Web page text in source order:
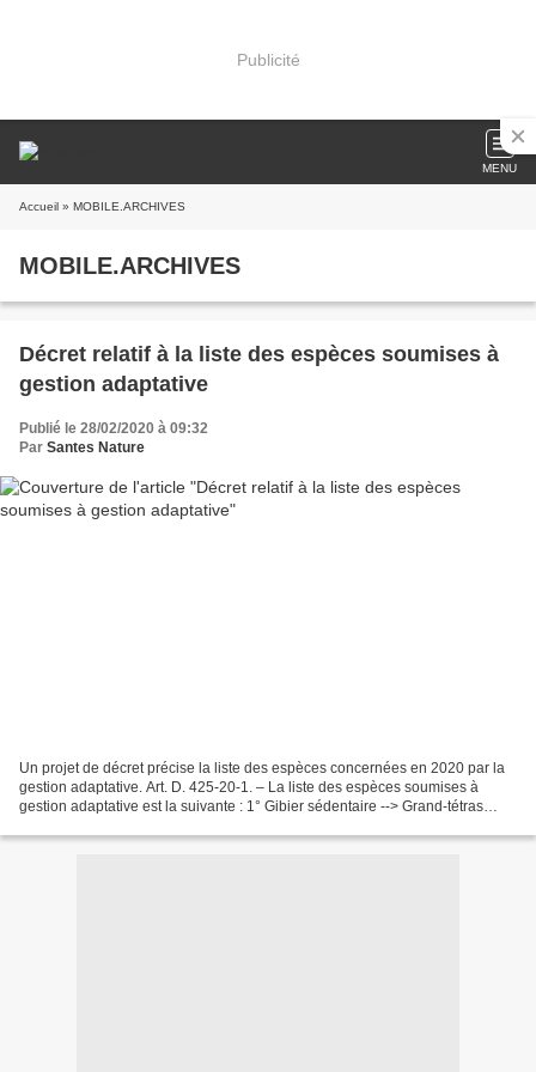
Publicité
MENU
Accueil » MOBILE.ARCHIVES
MOBILE.ARCHIVES
Décret relatif à la liste des espèces soumises à
gestion adaptative
Publié le 28/02/2020 à 09:32
Par Santes Nature
Un projet de décret précise la liste des espèces concernées en 2020 par la
gestion adaptative. Art. D. 425-20-1. – La liste des espèces soumises à
gestion adaptative est la suivante : 1° Gibier sédentaire --> Grand-tétras